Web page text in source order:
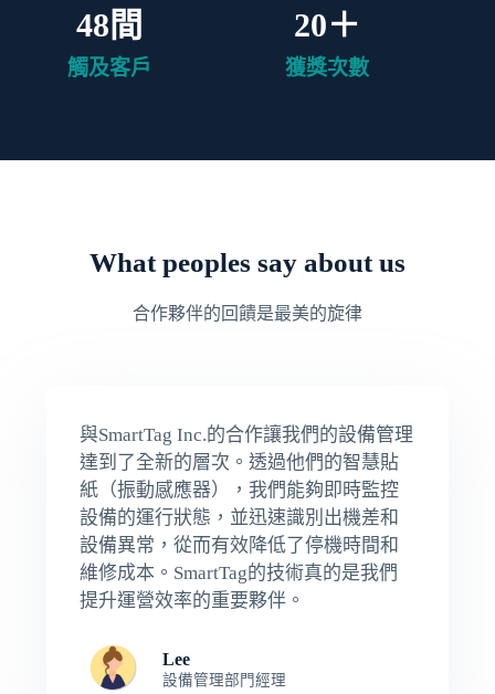
觸及客戶
48 間
獲獎次數
20＋
What peoples say about us
合作夥伴的回饋是最美的旋律
與SmartTag Inc.的合作讓我們的設備管理
達到了全新的層次。透過他們的智慧貼
紙（振動感應器），我們能夠即時監控
設備的運行狀態，並迅速識別出機差和
設備異常，從而有效降低了停機時間和
維修成本。SmartTag的技術真的是我們
提升運營效率的重要夥伴。
Lee
設備管理部門經理